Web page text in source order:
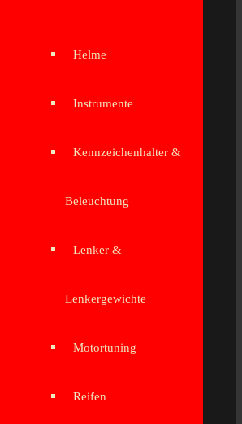
Helme
Instrumente
Kennzeichenhalter &
Beleuchtung
Lenker &
Lenkergewichte
Motortuning
Reifen